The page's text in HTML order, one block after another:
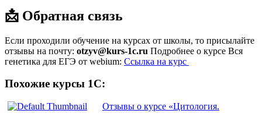
📩 Обратная связь
Если проходили обучение на курсах от школы, то присылайте
отзывы на почту: otzyv@kurs-1c.ru Подробнее о курсе Вся
генетика для ЕГЭ от webium: Ссылка на курс
Похожие курсы 1С:
Отзывы о курсе «Цитология.